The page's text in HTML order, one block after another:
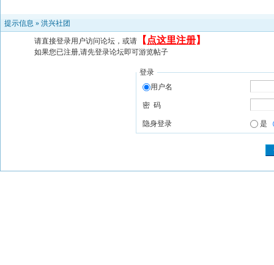
提示信息 » 洪兴社团
请直接登录用户访问论坛，或请 【 点这里注册】
如果您已注册,请先登录论坛即可游览帖子
登录
用户名
密 码
隐身登录 是